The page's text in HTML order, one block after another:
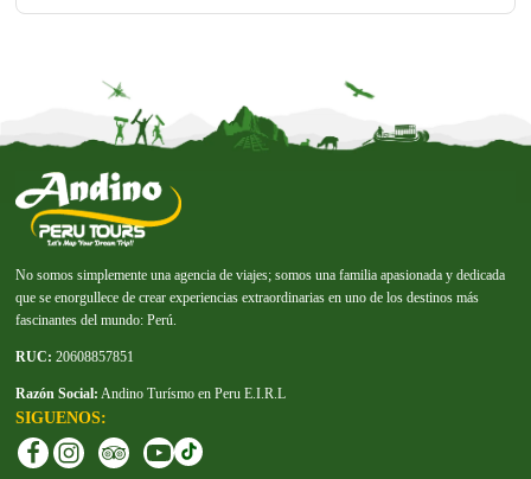
No somos simplemente una agencia de viajes; somos una familia apasionada y dedicada
que se enorgullece de crear experiencias extraordinarias en uno de los destinos más
fascinantes del mundo: Perú.
RUC: 20608857851
Razón Social: Andino Turísmo en Peru E.I.R.L
SIGUENOS: